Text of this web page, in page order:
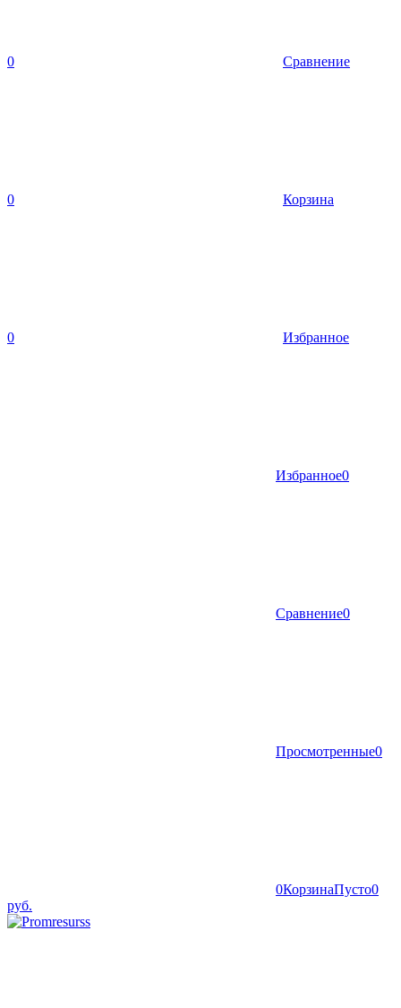
0 Сравнение
0 Корзина
0 Избранное
Избранное0
Сравнение0
Просмотренные0
0КорзинаПусто0
руб.